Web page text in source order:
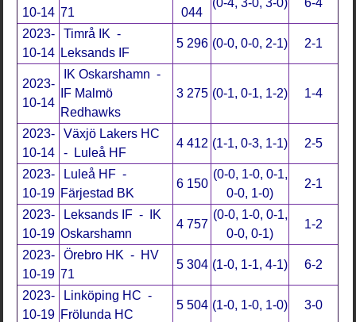
10-14 71
044
2023-
10-14
Timrå IK -
Leksands IF
5 296 (0-0, 0-0, 2-1) 2-1
2023-
10-14
IK Oskarshamn -
IF Malmö
Redhawks
3 275 (0-1, 0-1, 1-2) 1-4
2023-
10-14
Växjö Lakers HC
- Luleå HF
4 412 (1-1, 0-3, 1-1) 2-5
2023-
10-19
Luleå HF -
Färjestad BK
6 150
(0-0, 1-0, 0-1,
0-0, 1-0)
2-1
2023-
10-19
Leksands IF - IK
Oskarshamn
4 757
(0-0, 1-0, 0-1,
0-0, 0-1)
1-2
2023-
10-19
Örebro HK - HV
71
5 304 (1-0, 1-1, 4-1) 6-2
2023-
10-19
Linköping HC -
Frölunda HC
5 504 (1-0, 1-0, 1-0) 3-0